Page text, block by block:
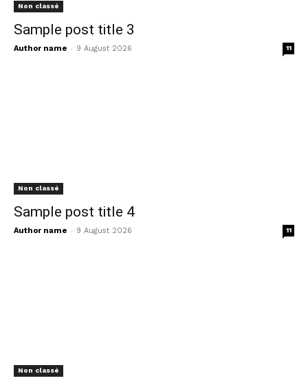
Non classé
Sample post title 3
Author name - 9 August 2026 11
Non classé
Sample post title 4
Author name - 9 August 2026 11
Non classé